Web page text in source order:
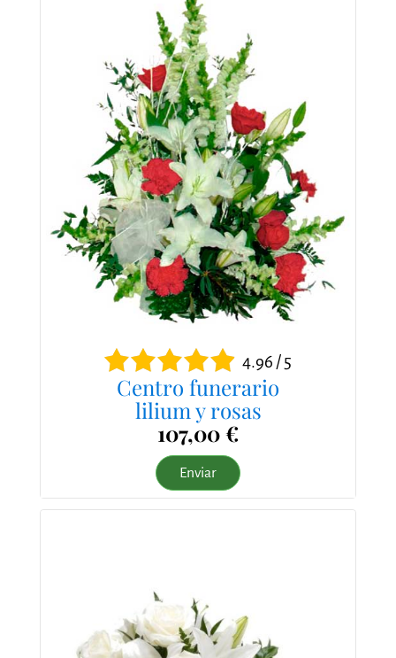
4.96 / 5
Centro funerario
lilium y rosas
107,00 €
Enviar